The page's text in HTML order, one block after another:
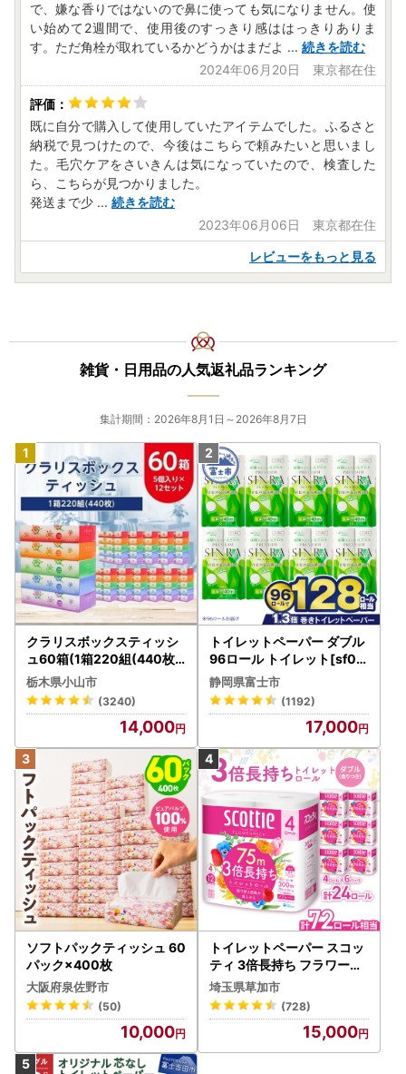
で、嫌な香りではないので鼻に使っても気になりません。使
い始めて2週間で、使用後のすっきり感ははっきりありま
す。ただ角栓が取れているかどうかはまだよ ... 続きを読む
2024年06月20日 東京都在住
既に自分で購入して使用していたアイテムでした。ふるさと
納税で見つけたので、今後はこちらで頼みたいと思いまし
た。毛穴ケアをさいきんは気になっていたので、検査した
ら、こちらが見つかりました。
発送まで少 ... 続きを読む
2023年06月06日 東京都在住
レビューをもっと見る
雑貨・日用品の人気返礼品ランキング
集計期間：2026年8月1日～2026年8月7日
クラリスボックスティッシ
ュ60箱(1箱220組(440枚))
(5個入り×12セット)【配送
不可地域：離島・沖縄県】
【1256759】
栃木県小山市
(3240)
14,000
トイレットペーパー ダブル
96ロール トイレット[sf00
1-012]
静岡県富士市
(1192)
17,000
ソフトパックティッシュ 60
パック×400枚
大阪府泉佐野市
(50)
10,000
トイレットペーパー スコッ
ティ 3倍長持ち フラワーパ
ック 4ロール×6P
埼玉県草加市
(728)
15,000